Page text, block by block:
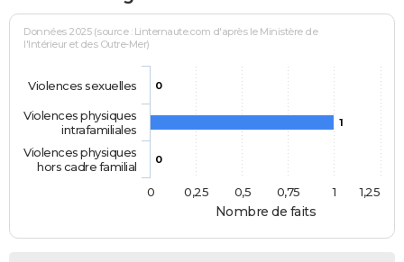
Nombre de faits
Données 2025 (source : Linternaute.com d'après le Ministère de
l'Intérieur et des Outre-Mer)
0
1
0
Violences sexuelles
Violences physiques
intrafamiliales
Violences physiques
hors cadre familial
0
1
0,25 0,5 0,75 1,25